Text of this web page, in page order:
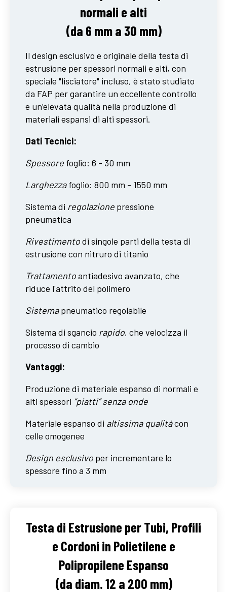
normali e alti
(da 6 mm a 30 mm)
Il design esclusivo e originale della testa di
estrusione per spessori normali e alti, con
speciale "lisciatore" incluso, è stato studiato
da FAP per garantire un eccellente controllo
e un’elevata qualità nella produzione di
materiali espansi di alti spessori.
Dati Tecnici:
Spessore foglio: 6 - 30 mm
Larghezzafoglio: 800 mm - 1550 mm
Sistema di regolazione pressione
pneumatica
Rivestimentodi singole parti della testa di
estrusione con nitruro di titanio
Trattamentoantiadesivo avanzato, che
riduce l'attrito del polimero
Sistemapneumatico regolabile
Sistema di sgancio rapido, che velocizza il
processo di cambio
Vantaggi:
Produzione di materiale espanso di normali e
alti spessori “piatti” senza onde
Materiale espanso di altissima qualitàcon
celle omogenee
Design esclusivo per incrementare lo
spessore fino a 3 mm
Testa di Estrusione per Tubi, Profili
e Cordoni in Polietilene e
Polipropilene Espanso
(da diam. 12 a 200 mm)